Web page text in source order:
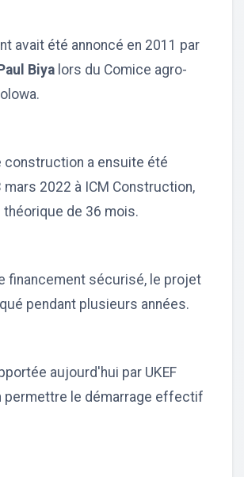
avait été annoncé en 2011 par
Paul Biya lors du Comice agro-
construction a ensuite été
2022 à ICM Construction,
théorique de 36 mois.
financement sécurisé, le projet
pendant plusieurs années.
aujourd'hui par UKEF
permettre le démarrage effectif